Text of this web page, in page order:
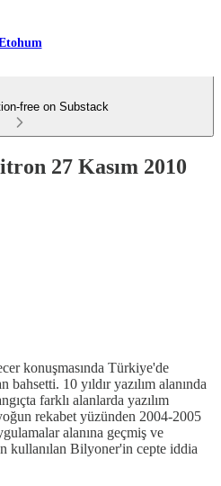
free on Substack
27 Kasım 2010
konuşmasında Türkiye'de
10 yıldır yazılım alanında
farklı alanlarda yazılım
rekabet yüzünden 2004-2005
alanına geçmiş ve
kullanılan Bilyoner'in cepte iddia